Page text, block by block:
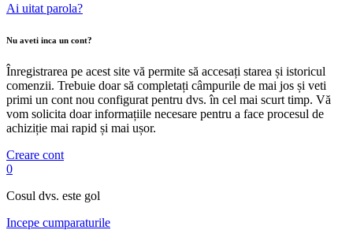
Ai uitat parola?
Nu aveti inca un cont?
Înregistrarea pe acest site vă permite să accesați starea și istoricul
comenzii. Trebuie doar să completați câmpurile de mai jos și veti
primi un cont nou configurat pentru dvs. în cel mai scurt timp. Vă
vom solicita doar informațiile necesare pentru a face procesul de
achiziție mai rapid și mai ușor.
Creare cont
0
Cosul dvs. este gol
Incepe cumparaturile